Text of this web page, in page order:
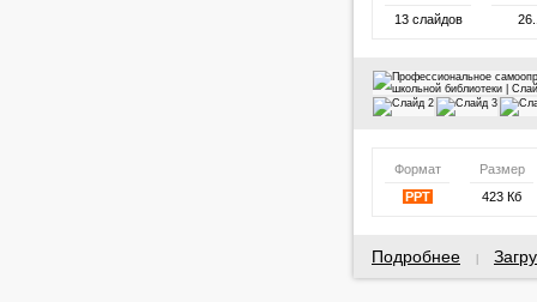
13 слайдов
Формат
Размер
PPT
423 Кб
Подробнее